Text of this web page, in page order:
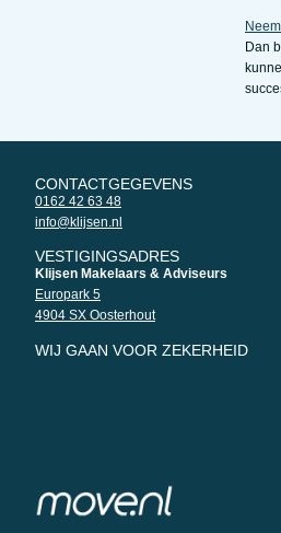
Dan
CONTACTGEGEVENS
0162 42 63 48
info@klijsen.nl
VESTIGINGSADRES
Klijsen Makelaars & Adviseurs
Europark 5
4904 SX Oosterhout
WIJ GAAN VOOR ZEKERHEID